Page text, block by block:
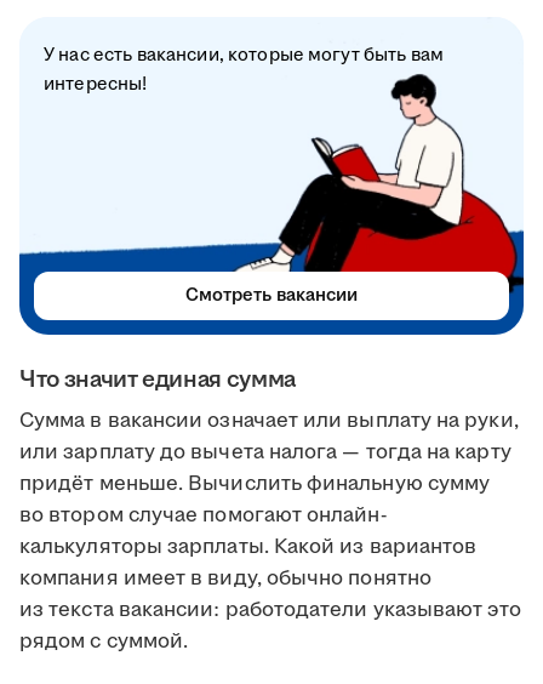
Что значит единая сумма
Сумма в вакансии означает или выплату на руки,
или зарплату до вычета налога — тогда на карту
придёт меньше. Вычислить финальную сумму
во втором случае помогают онлайн-
калькуляторы зарплаты. Какой из вариантов
компания имеет в виду, обычно понятно
из текста вакансии: работодатели указывают это
рядом с суммой.
У нас есть вакансии, которые могут быть вам
интересны!
Смотреть вакансии